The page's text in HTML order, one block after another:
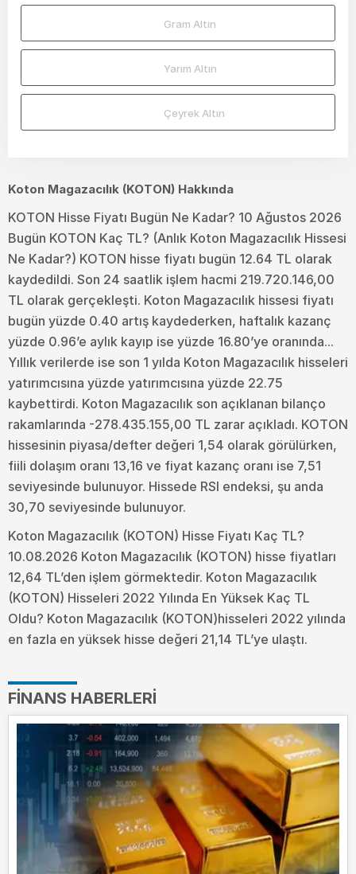
Gram Altın
Yarım Altın
Çeyrek Altın
Koton Magazacılık (KOTON) Hakkında
KOTON Hisse Fiyatı Bugün Ne Kadar? 10 Ağustos 2026
Bugün KOTON Kaç TL? (Anlık Koton Magazacılık Hissesi
Ne Kadar?) KOTON hisse fiyatı bugün 12.64 TL olarak
kaydedildi. Son 24 saatlik işlem hacmi 219.720.146,00
TL olarak gerçekleşti. Koton Magazacılık hissesi fiyatı
bugün yüzde 0.40 artış kaydederken, haftalık kazanç
yüzde 0.96’e aylık kayıp ise yüzde 16.80’ye oranında...
Yıllık verilerde ise son 1 yılda Koton Magazacılık hisseleri
yatırımcısına yüzde yatırımcısına yüzde 22.75
kaybettirdi. Koton Magazacılık son açıklanan bilanço
rakamlarında -278.435.155,00 TL zarar açıkladı. KOTON
hissesinin piyasa/defter değeri 1,54 olarak görülürken,
fiili dolaşım oranı 13,16 ve fiyat kazanç oranı ise 7,51
seviyesinde bulunuyor. Hissede RSI endeksi, şu anda
30,70 seviyesinde bulunuyor.
Koton Magazacılık (KOTON) Hisse Fiyatı Kaç TL?
10.08.2026 Koton Magazacılık (KOTON) hisse fiyatları
12,64 TL’den işlem görmektedir. Koton Magazacılık
(KOTON) Hisseleri 2022 Yılında En Yüksek Kaç TL
Oldu? Koton Magazacılık (KOTON)hisseleri 2022 yılında
en fazla en yüksek hisse değeri 21,14 TL’ye ulaştı.
FINANS HABERLERI